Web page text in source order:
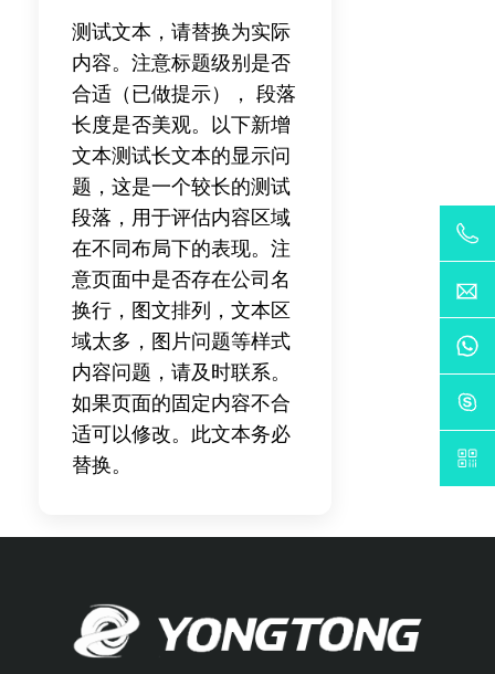
测试文本，请替换为实际
内容。注意标题级别是否
合适（已做提示）， 段落
长度是否美观。以下新增
文本测试长文本的显示问
题，这是一个较长的测试
段落，用于评估内容区域
在不同布局下的表现。注
意页面中是否存在公司名
换行，图文排列，文本区
域太多，图片问题等样式
内容问题，请及时联系。
如果页面的固定内容不合
适可以修改。此文本务必
替换。